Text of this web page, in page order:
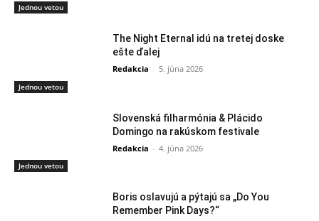
Jednou vetou
Jednou vetou
The Night Eternal idú na tretej doske
ešte ďalej
Redakcia - 5. júna 2026
Jednou vetou
Slovenská filharmónia & Plácido
Domingo na rakúskom festivale
Redakcia - 4. júna 2026
Boris oslavujú a pýtajú sa „Do You
Remember Pink Days?“